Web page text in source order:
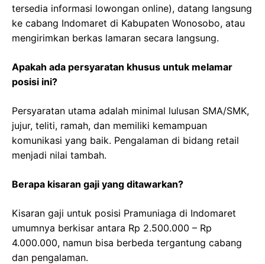
tersedia informasi lowongan online), datang langsung
ke cabang Indomaret di Kabupaten Wonosobo, atau
mengirimkan berkas lamaran secara langsung.
Apakah ada persyaratan khusus untuk melamar
posisi ini?
Persyaratan utama adalah minimal lulusan SMA/SMK,
jujur, teliti, ramah, dan memiliki kemampuan
komunikasi yang baik. Pengalaman di bidang retail
menjadi nilai tambah.
Berapa kisaran gaji yang ditawarkan?
Kisaran gaji untuk posisi Pramuniaga di Indomaret
umumnya berkisar antara Rp 2.500.000 – Rp
4.000.000, namun bisa berbeda tergantung cabang
dan pengalaman.